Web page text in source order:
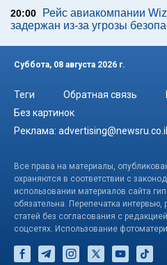
20:00
Рейс авиакомпании
задержан из-за угрозы
Суббота, 08 августа 2026 г.
Теги Обратная связь
Без картинок
Реклама: advertising@newsru.co.il
Все права на материалы,
охраняются в соответствии с
использовании материалов сайта
обязательна. Перепечатка
статей без согласования с
соцсетях. Использование